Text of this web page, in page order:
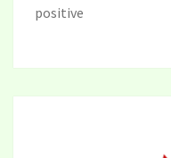
positive